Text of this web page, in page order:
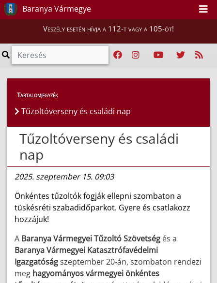
Baranya Vármegye
Veszély esetén hívja a 112-t vagy a 105-öt!
Híreink > Hírek
Tartalomjegyzék
Tűzoltóverseny és családi nap
Tűzoltóverseny és családi
nap
2025. szeptember 15. 09:03
Önkéntes tűzoltók fogják ellepni szombaton a
tüskésréti szabadidőparkot. Gyere és csatlakozz
hozzájuk!
A Baranya Vármegyei Tűzoltó Szövetség és a
Baranya Vármegyei Katasztrófavédelmi
Igazgatóságszeptember 20-án, szombaton rendezi
meg hagyományos vármegyei önkéntes